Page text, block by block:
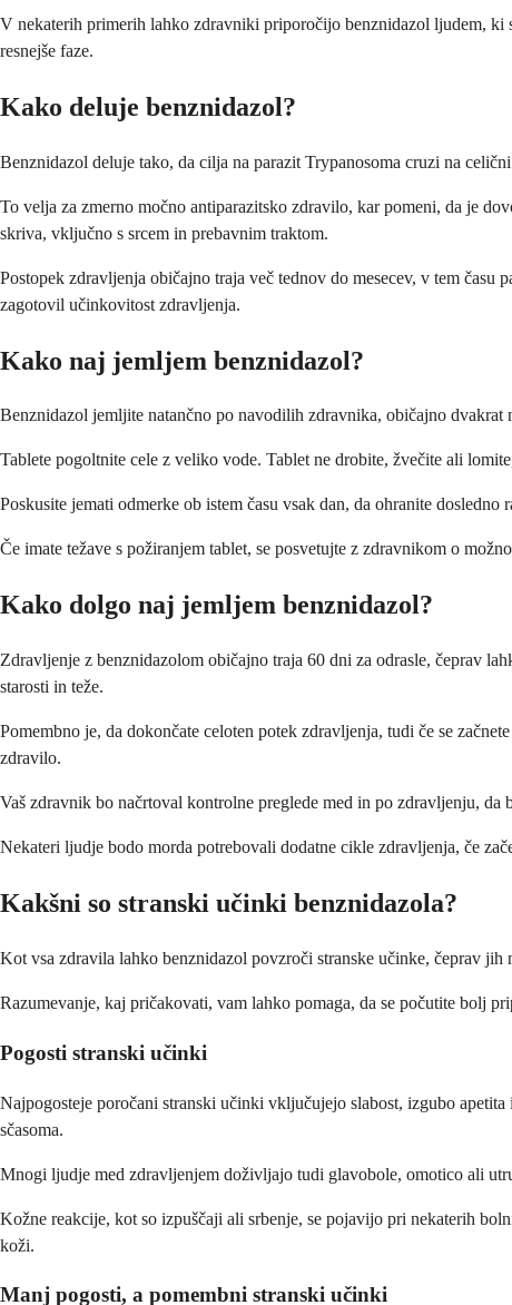
V nekaterih primerih lahko zdravniki priporočijo benznidazol ljudem, ki
resnejše faze.
Kako deluje benznidazol?
Benznidazol deluje tako, da cilja na parazit Trypanosoma cruzi na
To velja za zmerno močno antiparazitsko zdravilo, kar pomeni, da je
skriva, vključno s srcem in prebavnim traktom.
Postopek zdravljenja običajno traja več tednov do mesecev, v tem
zagotovil učinkovitost zdravljenja.
Kako naj jemljem benznidazol?
Benznidazol jemljite natančno po navodilih zdravnika, običajno dvakrat
Tablete pogoltnite cele z veliko vode. Tablet ne drobite, žvečite ali
Poskusite jemati odmerke ob istem času vsak dan, da ohranite
Če imate težave s požiranjem tablet, se posvetujte z zdravnikom o
Kako dolgo naj jemljem benznidazol?
Zdravljenje z benznidazolom običajno traja 60 dni za odrasle, čeprav
starosti in teže.
Pomembno je, da dokončate celoten potek zdravljenja, tudi če se
zdravilo.
Vaš zdravnik bo načrtoval kontrolne preglede med in po zdravljenju, da
Nekateri ljudje bodo morda potrebovali dodatne cikle zdravljenja, če
Kakšni so stranski učinki benznidazola?
Kot vsa zdravila lahko benznidazol povzroči stranske učinke, čeprav
Razumevanje, kaj pričakovati, vam lahko pomaga, da se počutite bolj
Pogosti stranski učinki
Najpogosteje poročani stranski učinki vključujejo slabost, izgubo
sčasoma.
Mnogi ljudje med zdravljenjem doživljajo tudi glavobole, omotico ali
Kožne reakcije, kot so izpuščaji ali srbenje, se pojavijo pri nekaterih
koži.
Manj pogosti, a pomembni stranski učinki